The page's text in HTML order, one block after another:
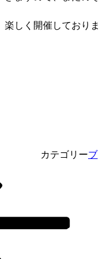
楽しく開催しておりま
カテゴリーブ